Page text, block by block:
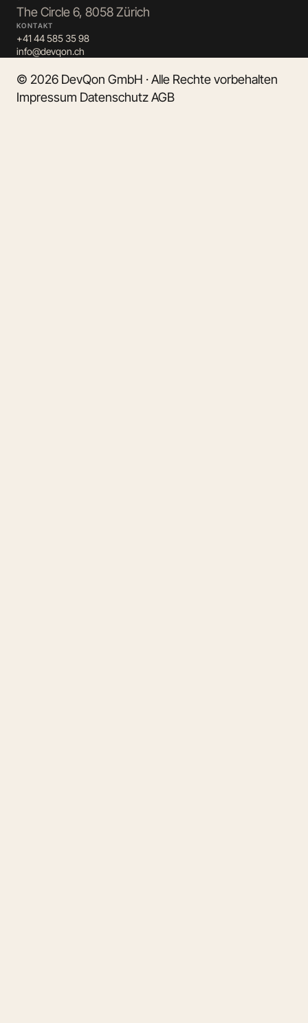
The Circle 6, 8058 Zürich
KONTAKT
+41 44 585 35 98
info@devqon.ch
© 2026 DevQon GmbH · Alle Rechte vorbehalten
Impressum DatenschutzAGB